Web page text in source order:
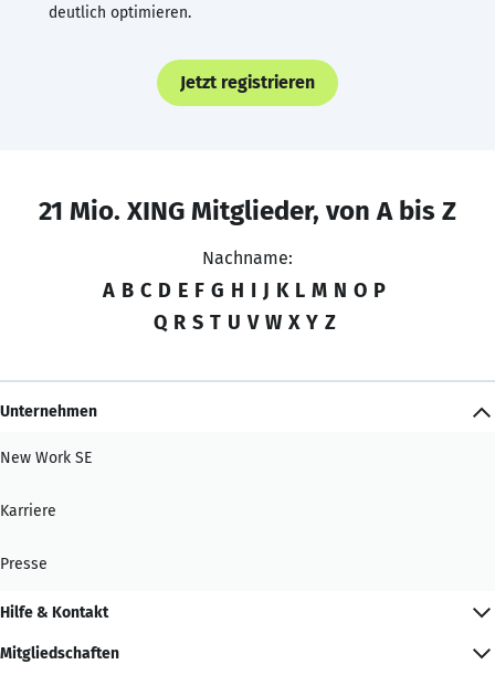
deutlich optimieren.
Jetzt registrieren
21 Mio. XING Mitglieder, von A bis Z
Nachname:
A B C D E F G H I J K L M N O P
Q R S T U V W X Y Z
Unternehmen
New Work SE
Karriere
Presse
Hilfe & Kontakt
Mitgliedschaften